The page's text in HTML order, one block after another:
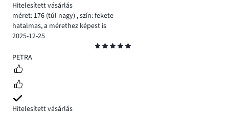
Hitelesített vásárlás
méret: 176 (túl nagy) ,szín: fekete
hatalmas, a mérethez képest is
2025-12-25
5
PETRA
Hitelesített vásárlás